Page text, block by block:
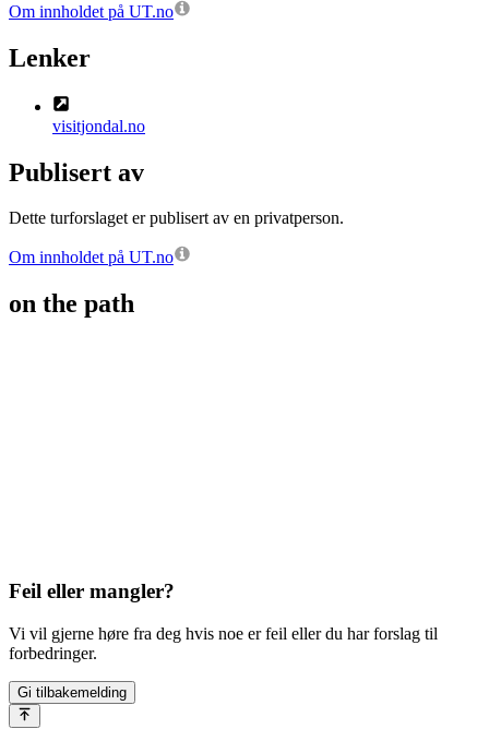
Om innholdet på UT.no
Lenker
visitjondal.no
Publisert av
Dette turforslaget er publisert av en privatperson.
Om innholdet på UT.no
on the path
Feil eller mangler?
Vi vil gjerne høre fra deg hvis noe er feil eller du har forslag til
forbedringer.
Gi tilbakemelding